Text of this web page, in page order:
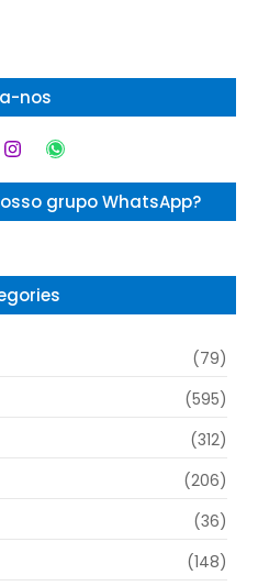
nos
grupo WhatsApp?
(79)
(595)
(312)
(206)
(36)
(148)